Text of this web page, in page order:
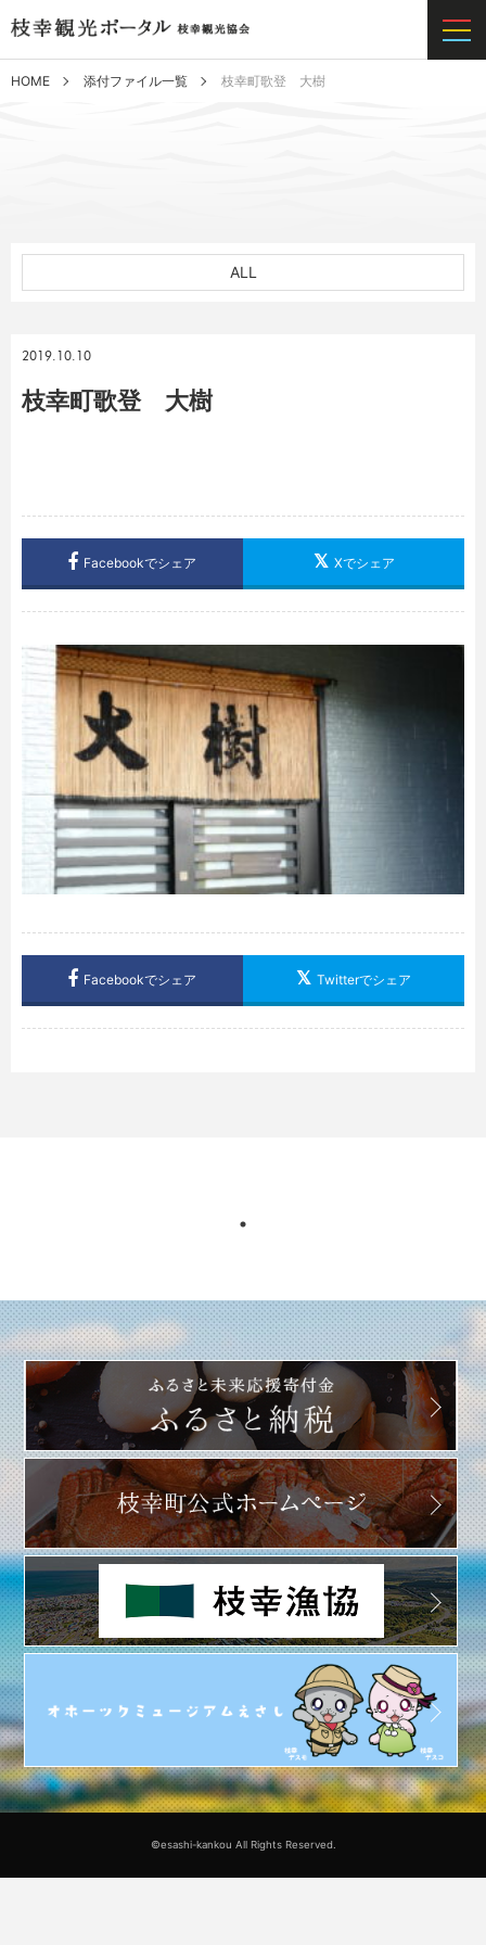
HOME 添付ファイル一覧 枝幸町歌登 大樹
ALL
2019.10.10
枝幸町歌登 大樹
Facebookでシェア Xでシェア
Facebookでシェア Twitterでシェア
©esashi-kankou All Rights Reserved.